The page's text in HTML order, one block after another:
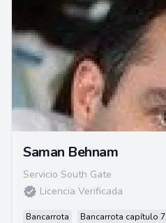
Saman Behnam
Servicio South Gate
Licencia Verificada
Bancarrota Bancarrota capítulo 7